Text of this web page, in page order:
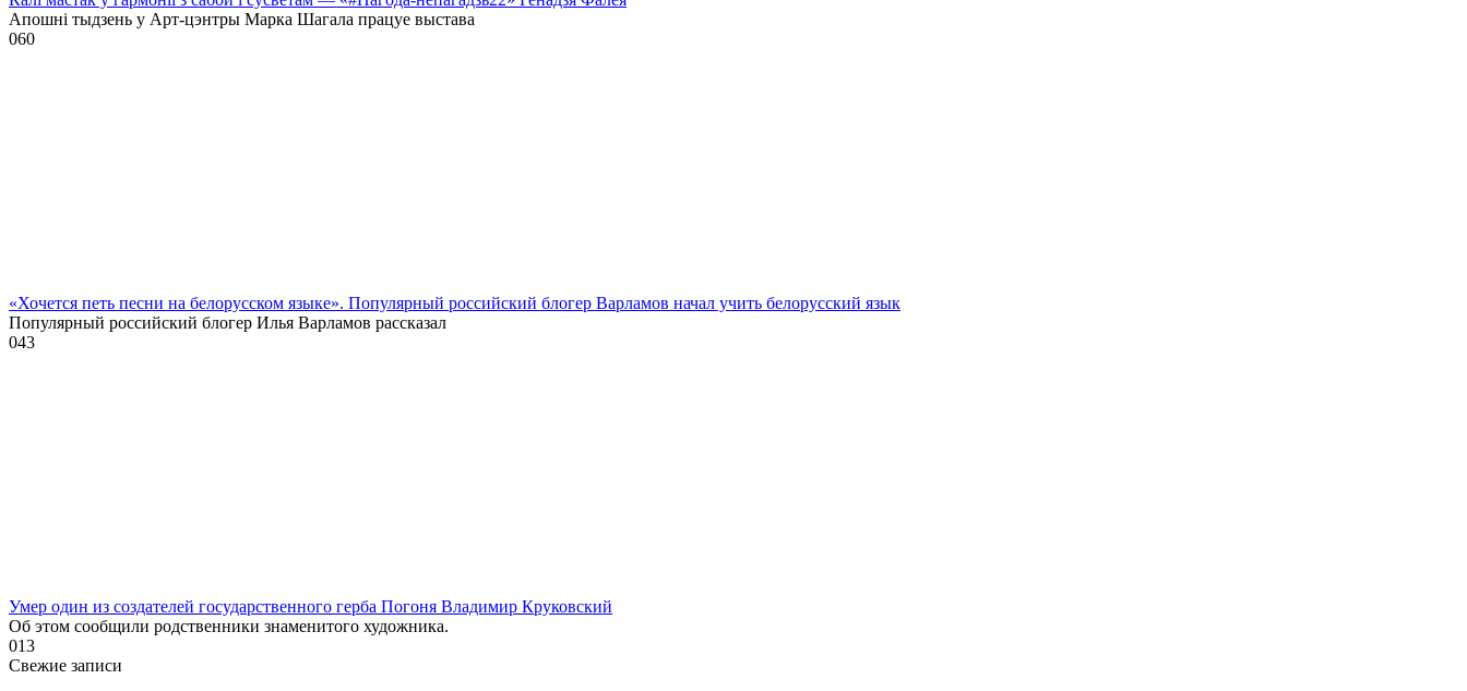
Апошні тыдзень у Арт-цэнтры Марка Шагала працуе выстава
060
«Хочется петь песни на белорусском языке». Популярный российский блогер Варламов начал учить белорусский язык
Популярный российский блогер Илья Варламов рассказал
043
Умер один из создателей государственного герба Погоня Владимир Круковский
Об этом сообщили родственники знаменитого художника.
013
Свежие записи